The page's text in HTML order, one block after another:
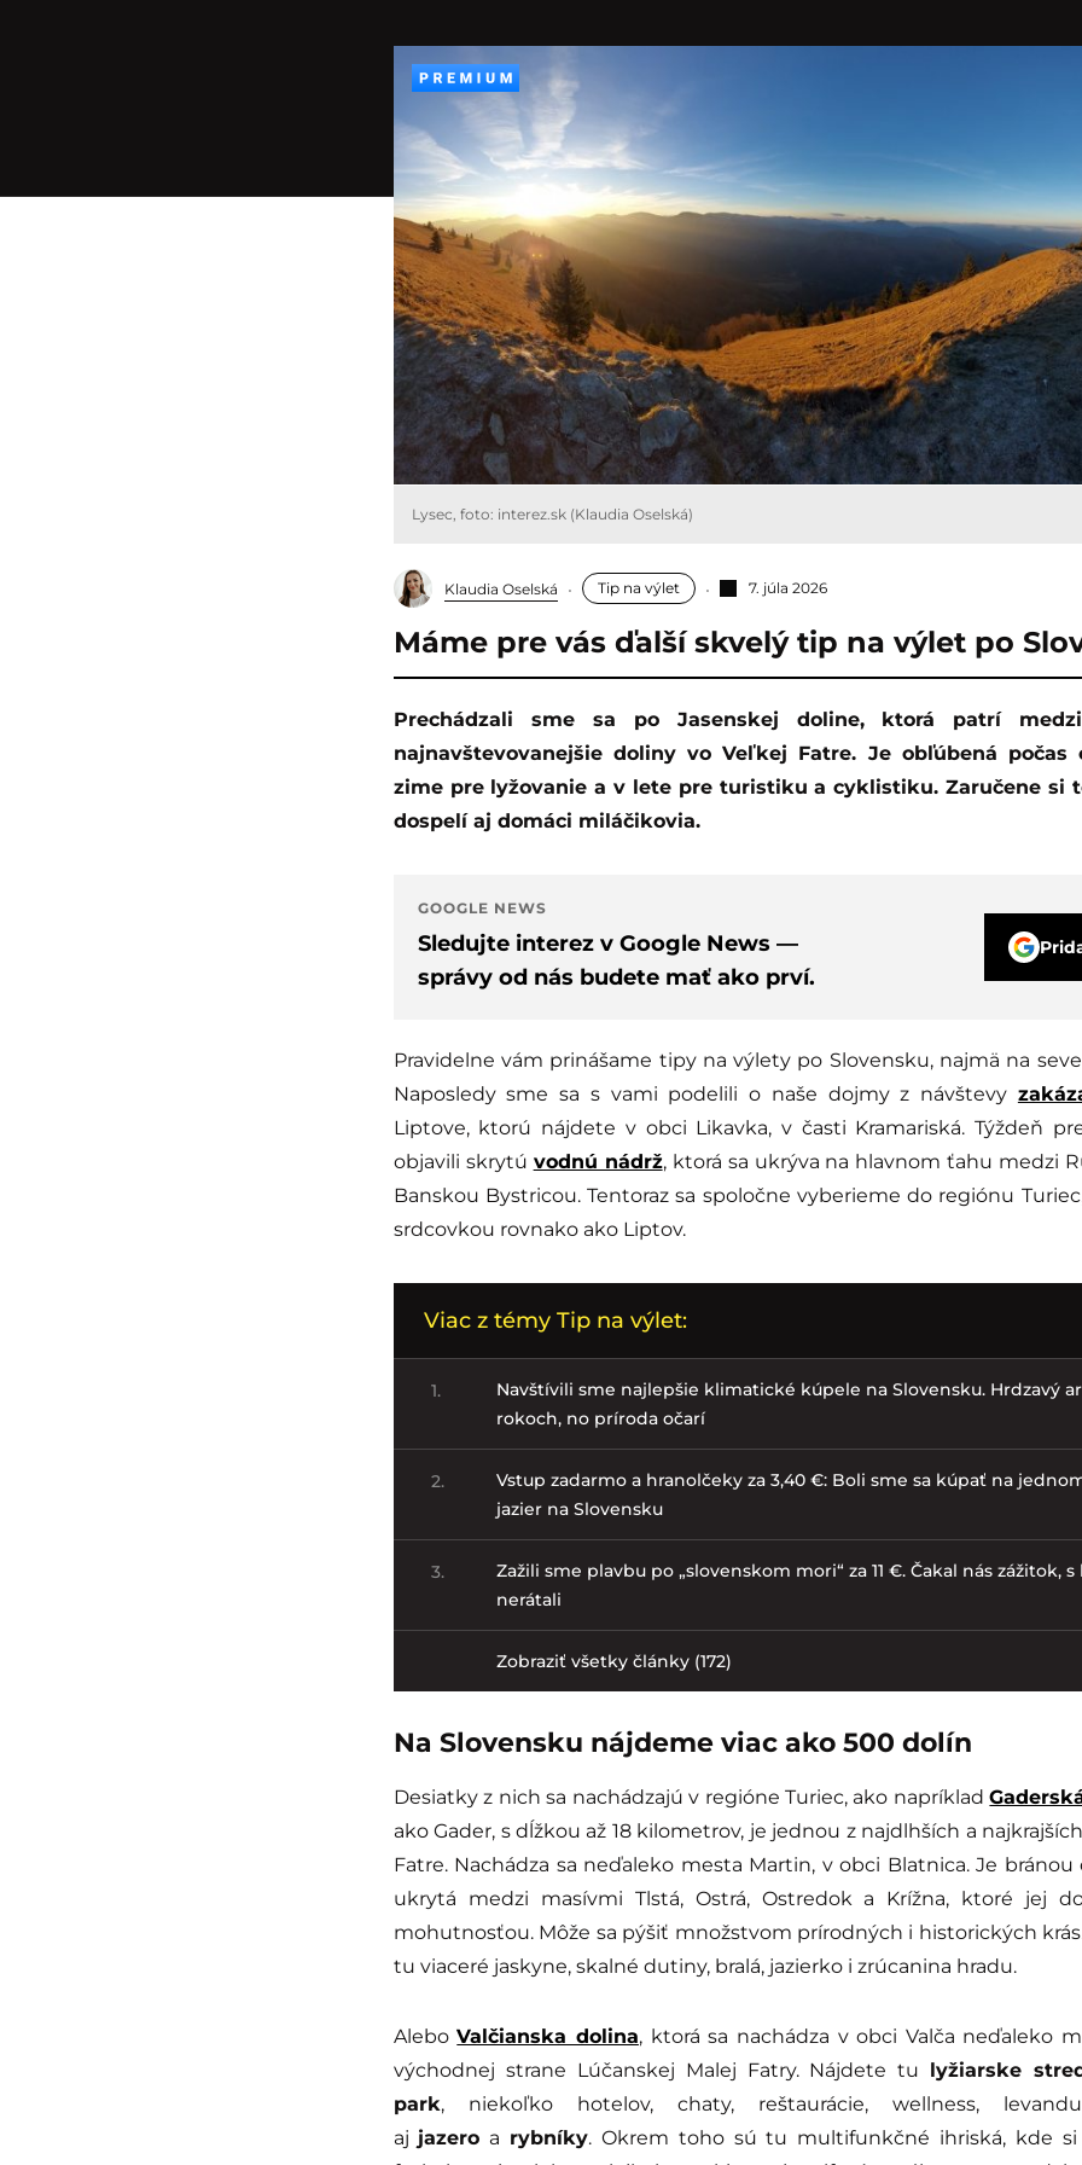
Lysec, foto: interez.sk (Klaudia Oselská)
Klaudia Oselská Tip na výlet 7. júla 2026
Máme pre vás ďalší skvelý tip na výlet po
Prechádzali sme sa po Jasenskej doline, ktorá patrí medzi najkrajšie a
najnavštevovanejšie doliny vo Veľkej Fatre. Je obľúbená počas
zime pre lyžovanie a v lete pre turistiku a cyklistiku. Zaručene si
dospelí aj domáci miláčikovia.
GOOGLE NEWS
Sledujte interez v Google News —
správy od nás budete mať ako prví.
Pravidelne vám prinášame tipy na výlety po Slovensku, najmä na
Naposledy sme sa s vami podelili o naše dojmy z návštevy
Liptove, ktorú nájdete v obci Likavka, v časti Kramariská. Týždeň
objavili skrytú vodnú nádrž, ktorá sa ukrýva na hlavnom ťahu medzi
Banskou Bystricou. Tentoraz sa spoločne vyberieme do regiónu
srdcovkou rovnako ako Liptov.
Viac z témy Tip na výlet:
1.
Navštívili sme najlepšie klimatické kúpele na Slovensku. Hrdzavý
rokoch, no príroda očarí
2.
Vstup zadarmo a hranolčeky za 3,40 €: Boli sme sa kúpať na
jazier na Slovensku
3.
Zažili sme plavbu po „slovenskom mori“ za 11 €. Čakal nás zážitok,
nerátali
Zobraziť všetky články (172)
Na Slovensku nájdeme viac ako 500 dolín
Desiatky z nich sa nachádzajú v regióne Turiec, ako napríklad
ako Gader, s dĺžkou až 18 kilometrov, je jednou z najdlhších a
Fatre. Nachádza sa neďaleko mesta Martin, v obci Blatnica. Je bránou
ukrytá medzi masívmi Tlstá, Ostrá, Ostredok a Krížna, ktoré jej
mohutnosťou. Môže sa pýšiť množstvom prírodných i historických
tu viaceré jaskyne, skalné dutiny, bralá, jazierko i zrúcanina hradu.
AleboValčianska dolina, ktorá sa nachádza v obci Valča neďaleko
východnej strane Lúčanskej Malej Fatry. Nájdete tu lyžiarske
park, niekoľko hotelov, chaty, reštaurácie, wellness,
aj jazero a rybníky. Okrem toho sú tu multifunkčné ihriská, kde si